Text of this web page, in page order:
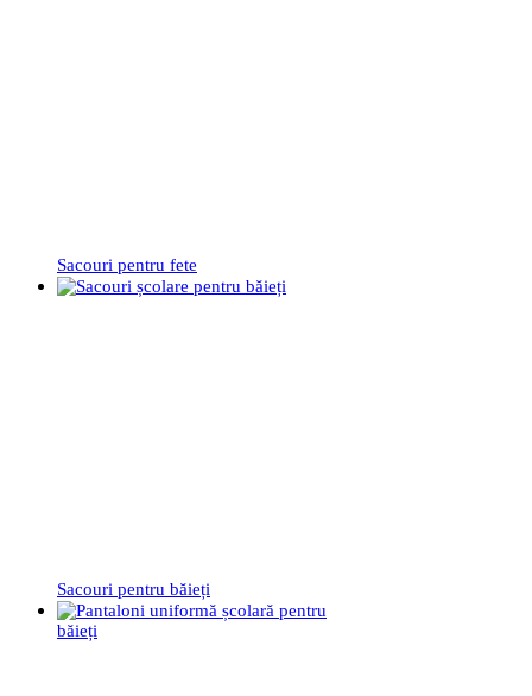
Sacouri pentru fete
Sacouri pentru băieți